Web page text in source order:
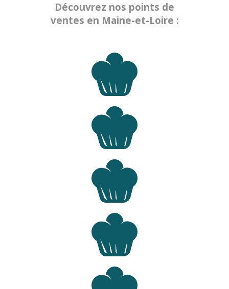
Découvrez nos points de
ventes en Maine-et-Loire :